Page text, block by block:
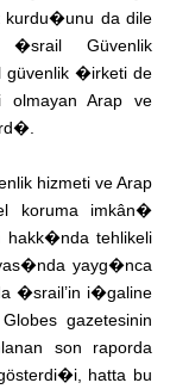
da dile
�srail Güvenlik
�irketi de
olmayan Arap ve
hizmeti ve Arap
koruma imkân�
tehlikeli
yayg�nca
�srail’in i�galine
gazetesinin
son raporda
hatta bu